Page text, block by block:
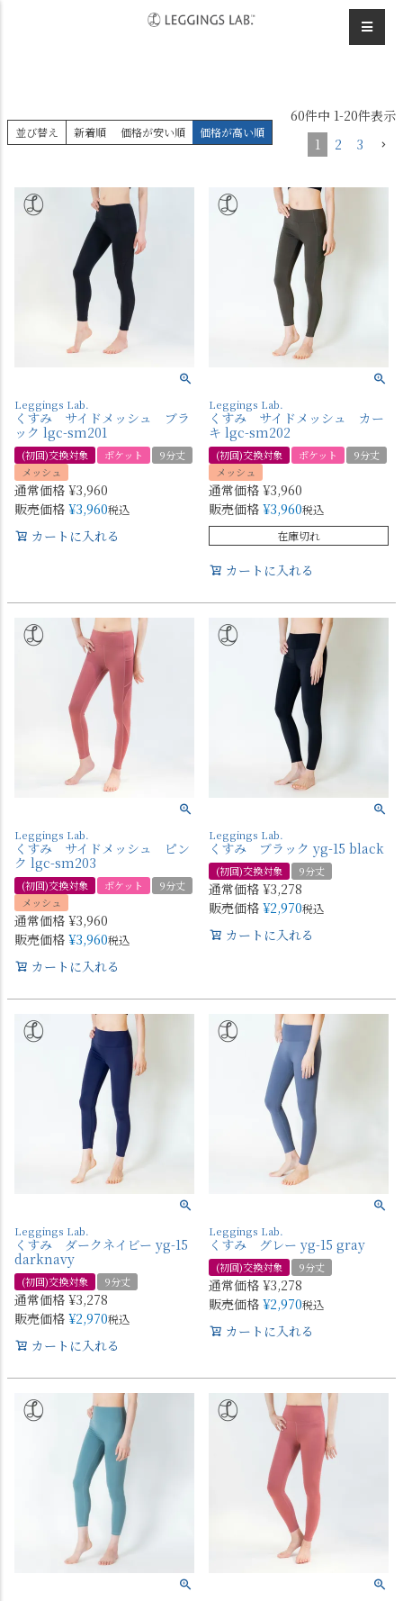
ランニング
並び替え 新着順 価格が安い順 価格が高い順
60件中 1-20件表示
1
2 3
Leggings Lab.
くすみ サイドメッシュ ブラ
ック lgc-sm201
(初回)交換対象 ポケット
9分丈
メッシュ
通常価格 ¥3,960
販売価格 ¥3,960税込
カートに入れる
Leggings Lab.
くすみ サイドメッシュ カー
キ lgc-sm202
(初回)交換対象 ポケット
9分丈
メッシュ
通常価格 ¥3,960
販売価格 ¥3,960税込
在庫切れ
カートに入れる
Leggings Lab.
くすみ サイドメッシュ ピン
ク lgc-sm203
(初回)交換対象 ポケット
9分丈
メッシュ
通常価格 ¥3,960
販売価格 ¥3,960税込
カートに入れる
Leggings Lab.
くすみ ブラック yg-15 black
(初回)交換対象 9分丈
通常価格 ¥3,278
販売価格 ¥2,970税込
カートに入れる
Leggings Lab.
くすみ ダークネイビー yg-15
darknavy
(初回)交換対象 9分丈
通常価格 ¥3,278
販売価格 ¥2,970税込
カートに入れる
Leggings Lab.
くすみ グレー yg-15 gray
(初回)交換対象 9分丈
通常価格 ¥3,278
販売価格 ¥2,970税込
カートに入れる